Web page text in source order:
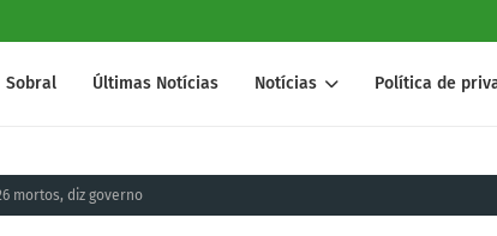
Sobral Últimas Notícias Notícias Política de
mortos, diz governo